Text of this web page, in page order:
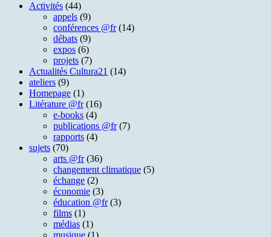
Activités (44)
appels (9)
conférences @fr(14)
débats (9)
expos (6)
projets (7)
Actualités Cultura21 (14)
ateliers (9)
Homepage (1)
Litérature @fr(16)
e-books (4)
publications @fr(7)
rapports (4)
sujets (70)
arts @fr(36)
changement climatique (5)
échange (2)
économie (3)
éducation @fr(3)
films (1)
médias (1)
musique (1)